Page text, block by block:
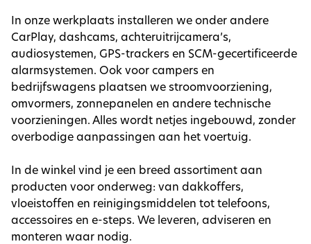
In onze werkplaats installeren we onder andere
CarPlay, dashcams, achteruitrijcamera’s,
audiosystemen, GPS-trackers en SCM-gecertificeerde
alarmsystemen. Ook voor campers en
bedrijfswagens plaatsen we stroomvoorziening,
omvormers, zonnepanelen en andere technische
voorzieningen. Alles wordt netjes ingebouwd, zonder
overbodige aanpassingen aan het voertuig.
In de winkel vind je een breed assortiment aan
producten voor onderweg: van dakkoffers,
vloeistoffen en reinigingsmiddelen tot telefoons,
accessoires en e-steps. We leveren, adviseren en
monteren waar nodig.